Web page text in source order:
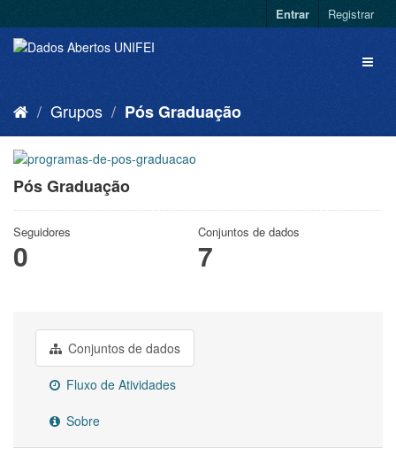
Entrar Registrar
Grupos Pós Graduação
Pós Graduação
Seguidores
0
Conjuntos de dados
7
Conjuntos de dados
Fluxo de Atividades
Sobre